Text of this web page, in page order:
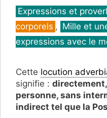
Catégories
Expressions et
corporels , Mille et
expressions avec le
Cette locution
signifie :
personne, sans
indirect tel que la